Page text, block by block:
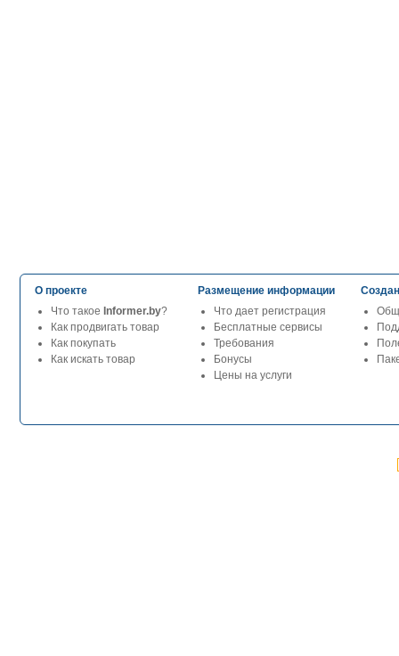
О проекте
Что такое Informer.by?
Как продвигать товар
Как покупать
Как искать товар
Размещение информации
Что дает регистрация
Бесплатные сервисы
Требования
Бонусы
Цены на услуги